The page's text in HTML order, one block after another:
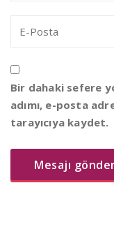
Bir dahaki sefere
adımı, e-posta
tarayıcıya kaydet.